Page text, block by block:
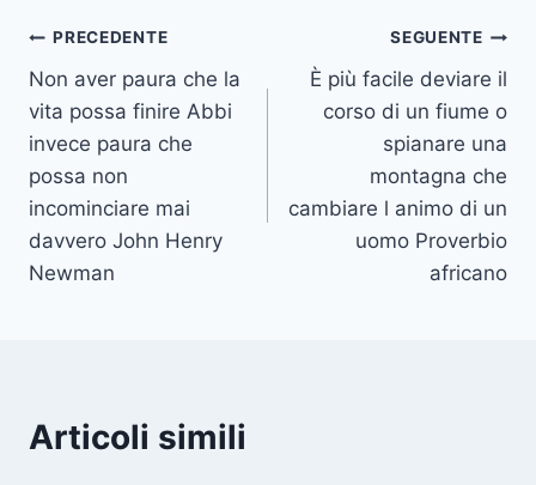
Navigazione
articoli
PRECEDENTE
Non aver paura che la
vita possa finire Abbi
invece paura che
possa non
incominciare mai
davvero John Henry
Newman
SEGUENTE
È più facile deviare il
corso di un fiume o
spianare una
montagna che
cambiare l animo di un
uomo Proverbio
africano
Articoli simili